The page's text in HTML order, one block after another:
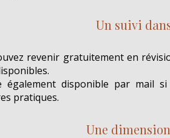
Un suivi
revenir gratuitement en
également disponible par mail
pratiques.
Une